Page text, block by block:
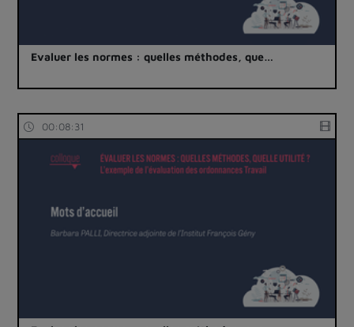
Evaluer les normes : quelles méthodes, que…
00:08:31